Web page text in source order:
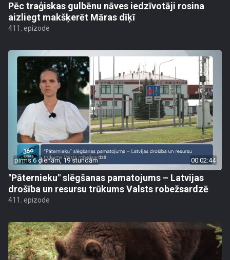
Pēc traģiskas gulbēnu nāves iedzīvotāji rosina
aizliegt makšķerēt Māras dīķī
411. epizode
pirms 6 dienām, 19 stundām 00:02:44
"Pāternieku" slēgšanas pamatojums – Latvijas
drošība un resursu trūkums Valsts robežsardzē
411. epizode